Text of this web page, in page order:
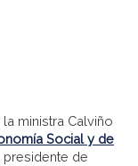
ministra Calviño
Social y de
de